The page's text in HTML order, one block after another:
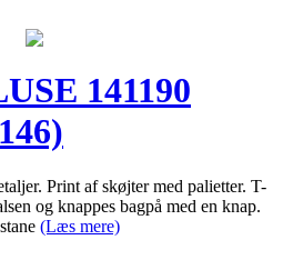
141190
Print af skøjter med palietter. T-
og knappes bagpå med en knap.
(Læs mere)